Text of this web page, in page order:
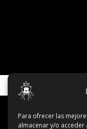
Para ofrecer las
almacenar y/o